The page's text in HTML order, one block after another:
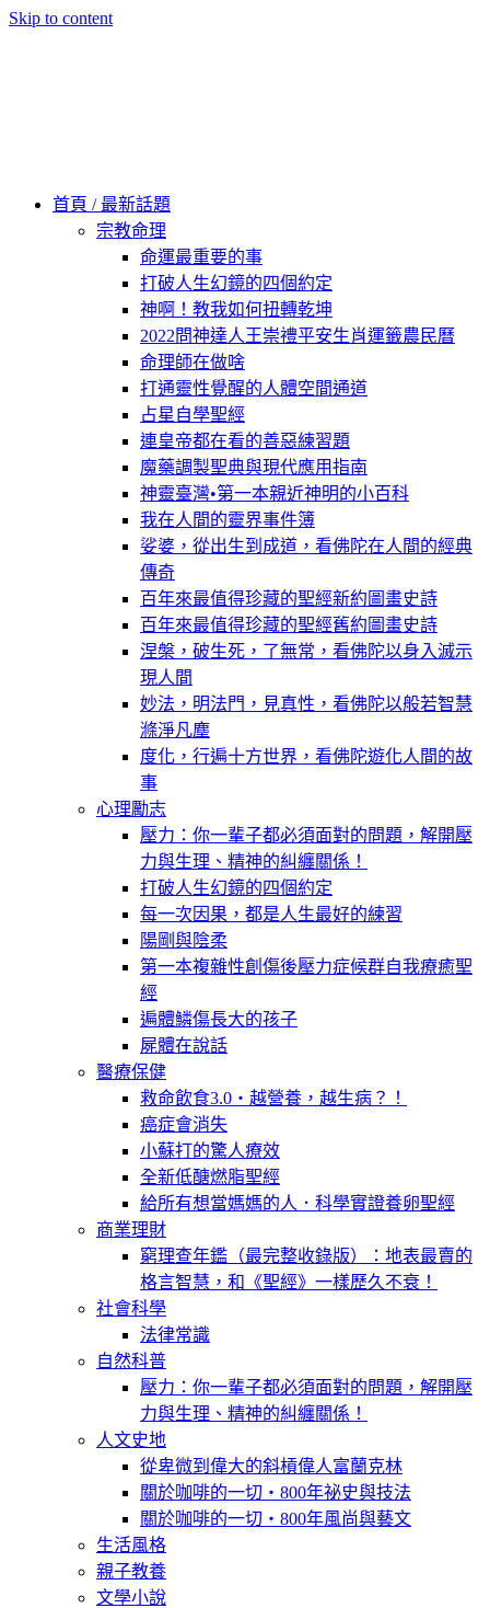
Skip to content
首頁 / 最新話題
宗教命理
命運最重要的事
打破人生幻鏡的四個約定
神啊！教我如何扭轉乾坤
2022問神達人王崇禮平安生肖運籤農民曆
命理師在做啥
打通靈性覺醒的人體空間通道
占星自學聖經
連皇帝都在看的善惡練習題
魔藥調製聖典與現代應用指南
神靈臺灣•第一本親近神明的小百科
我在人間的靈界事件簿
娑婆，從出生到成道，看佛陀在人間的經典
傳奇
百年來最值得珍藏的聖經新約圖畫史詩
百年來最值得珍藏的聖經舊約圖畫史詩
涅槃，破生死，了無常，看佛陀以身入滅示
現人間
妙法，明法門，見真性，看佛陀以般若智慧
滌淨凡塵
度化，行遍十方世界，看佛陀遊化人間的故
事
心理勵志
壓力：你一輩子都必須面對的問題，解開壓
力與生理、精神的糾纏關係！
打破人生幻鏡的四個約定
每一次因果，都是人生最好的練習
陽剛與陰柔
第一本複雜性創傷後壓力症候群自我療癒聖
經
遍體鱗傷長大的孩子
屍體在說話
醫療保健
救命飲食3.0‧越營養，越生病？！
癌症會消失
小蘇打的驚人療效
全新低醣燃脂聖經
給所有想當媽媽的人．科學實證養卵聖經
商業理財
窮理查年鑑（最完整收錄版）：地表最賣的
格言智慧，和《聖經》一樣歷久不衰！
社會科學
法律常識
自然科普
壓力：你一輩子都必須面對的問題，解開壓
力與生理、精神的糾纏關係！
人文史地
從卑微到偉大的斜槓偉人富蘭克林
關於咖啡的一切‧800年祕史與技法
關於咖啡的一切‧800年風尚與藝文
生活風格
親子教養
文學小說